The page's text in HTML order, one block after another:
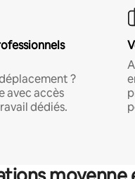
?
avec accès
dédiés.